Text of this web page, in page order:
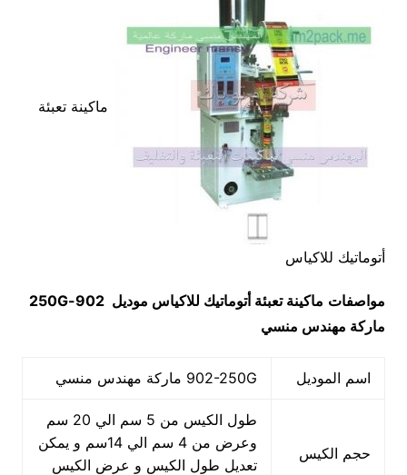
ماكينة تعبئة
أتوماتيك للاكياس
مواصفات ماكينة تعبئة أتوماتيك للاكياس موديل 902-250G
ماركة مهندس منسي
اسم الموديل 902-250G ماركة مهندس منسي
حجم الكيس
طول الكيس من 5 سم الي 20 سم
وعرض من 4 سم الي 14سم و يمكن
تعديل طول الكيس و عرض الكيس